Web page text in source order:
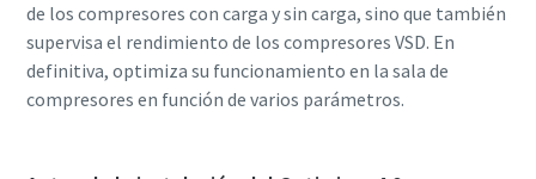
de los compresores con carga y sin carga, sino que también
supervisa el rendimiento de los compresores VSD. En
definitiva, optimiza su funcionamiento en la sala de
compresores en función de varios parámetros.